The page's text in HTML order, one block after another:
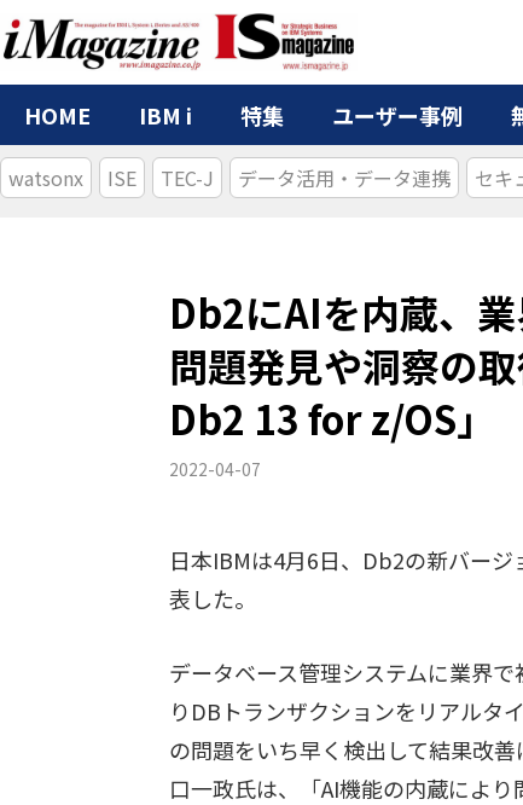
HOME IBM i 特集 ユーザー事例
watsonx ISE TEC-J データ活用・データ連携 セキ
Db2にAIを内蔵、
問題発見や洞察の
Db2 13 for z/OS」
2022-04-07
日本IBMは4月6日、Db2の新バー
表した。
データベース管理システムに業界
りDBトランザクションをリアルタ
の問題をいち早く検出して結果改
口一政氏は、「AI機能の内蔵によ